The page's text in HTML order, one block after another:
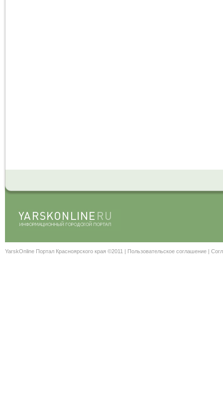
YarskOnline Портал Красноярского края ©2011 | Пользовательское соглашение |